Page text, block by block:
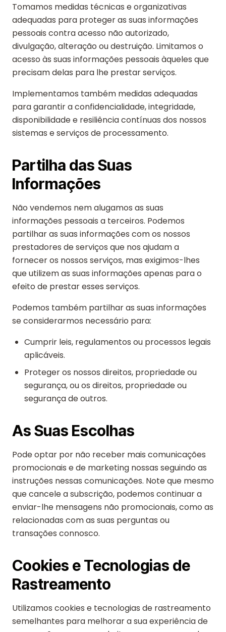
Tomamos medidas técnicas e organizativas
adequadas para proteger as suas informações
pessoais contra acesso não autorizado,
divulgação, alteração ou destruição. Limitamos o
acesso às suas informações pessoais àqueles que
precisam delas para lhe prestar serviços.
Implementamos também medidas adequadas
para garantir a confidencialidade, integridade,
disponibilidade e resiliência contínuas dos nossos
sistemas e serviços de processamento.
Partilha das Suas
Informações
Não vendemos nem alugamos as suas
informações pessoais a terceiros. Podemos
partilhar as suas informações com os nossos
prestadores de serviços que nos ajudam a
fornecer os nossos serviços, mas exigimos-lhes
que utilizem as suas informações apenas para o
efeito de prestar esses serviços.
Podemos também partilhar as suas informações
se considerarmos necessário para:
Cumprir leis, regulamentos ou processos legais
aplicáveis.
Proteger os nossos direitos, propriedade ou
segurança, ou os direitos, propriedade ou
segurança de outros.
As Suas Escolhas
Pode optar por não receber mais comunicações
promocionais e de marketing nossas seguindo as
instruções nessas comunicações. Note que mesmo
que cancele a subscrição, podemos continuar a
enviar-lhe mensagens não promocionais, como as
relacionadas com as suas perguntas ou
transações connosco.
Cookies e Tecnologias de
Rastreamento
Utilizamos cookies e tecnologias de rastreamento
semelhantes para melhorar a sua experiência de